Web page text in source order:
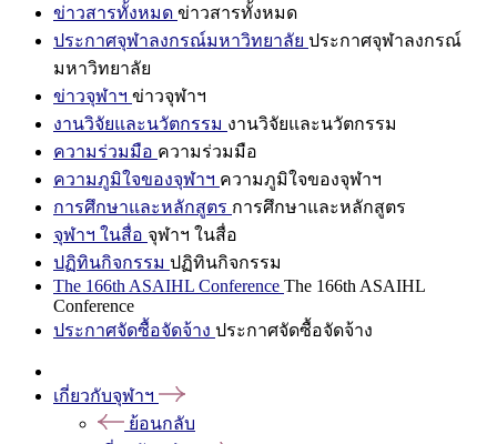
ข่าวสารทั้งหมด ข่าวสารทั้งหมด
ประกาศจุฬาลงกรณ์มหาวิทยาลัย ประกาศจุฬาลงกรณ์
มหาวิทยาลัย
ข่าวจุฬาฯ ข่าวจุฬาฯ
งานวิจัยและนวัตกรรม งานวิจัยและนวัตกรรม
ความร่วมมือ ความร่วมมือ
ความภูมิใจของจุฬาฯ ความภูมิใจของจุฬาฯ
การศึกษาและหลักสูตร การศึกษาและหลักสูตร
จุฬาฯ ในสื่อ จุฬาฯ ในสื่อ
ปฏิทินกิจกรรม ปฏิทินกิจกรรม
The 166th ASAIHL Conference The 166th ASAIHL
Conference
ประกาศจัดซื้อจัดจ้าง ประกาศจัดซื้อจัดจ้าง
เกี่ยวกับจุฬาฯ
ย้อนกลับ